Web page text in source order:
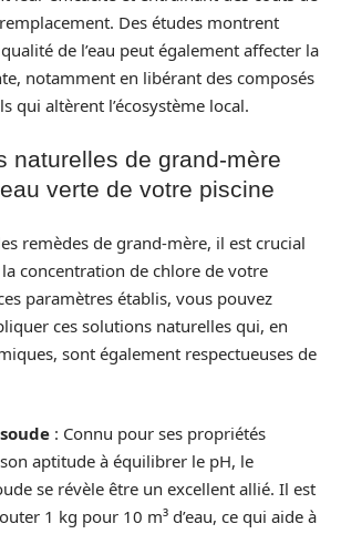
Des études montrent
de l’eau peut également affecter la
notamment en libérant des composés
qui altèrent l’écosystème local.
naturelles de grand-mère
verte de votre piscine
remèdes de grand-mère, il est crucial
concentration de chlore de votre
paramètres établis, vous pouvez
ces solutions naturelles qui, en
sont également respectueuses de
: Connu pour ses propriétés
aptitude à équilibrer le pH, le
se révèle être un excellent allié. Il est
1 kg pour 10 m³ d’eau, ce qui aide à